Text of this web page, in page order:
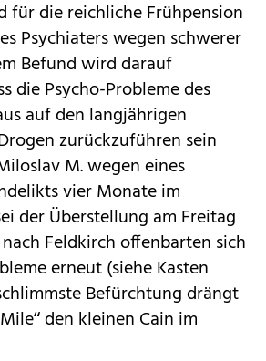
für die reichliche Frühpension
Psychiaters wegen schwerer
Befund wird darauf
die Psycho-Probleme des
auf den langjährigen
zurückzuführen sein
M. wegen eines
vier Monate im
der Überstellung am Freitag
Feldkirch offenbarten sich
erneut (siehe Kasten
Befürchtung drängt
den kleinen Cain im